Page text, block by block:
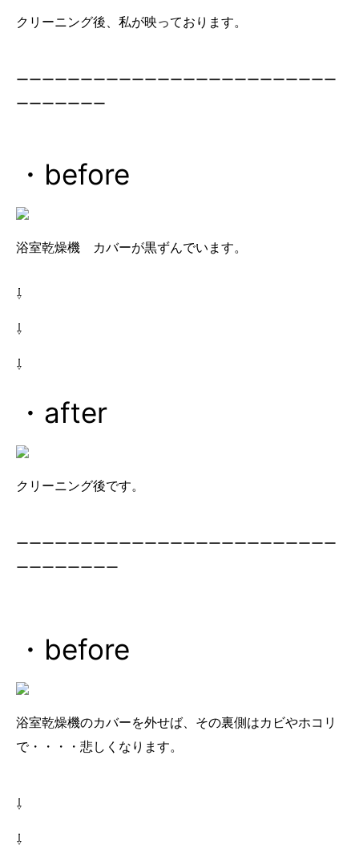
クリーニング後、私が映っております。
ーーーーーーーーーーーーーーーーーーーーーーーーー
ーーーーーーー
・before
浴室乾燥機 カバーが黒ずんでいます。
⇩
⇩
⇩
・after
クリーニング後です。
ーーーーーーーーーーーーーーーーーーーーーーーーー
ーーーーーーーー
・before
浴室乾燥機のカバーを外せば、その裏側はカビやホコリ
で・・・・悲しくなります。
⇩
⇩